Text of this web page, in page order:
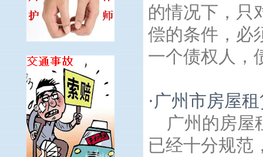
的情况下，只
偿的条件，必
一个债权人，
·广州市房屋
广州的房屋
已经十分规范